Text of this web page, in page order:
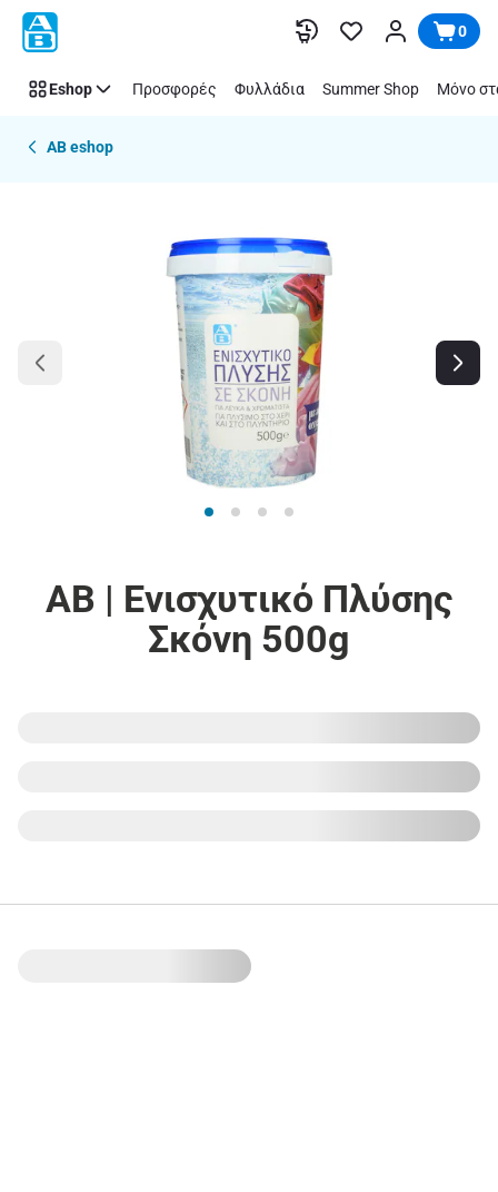
Παράλειψη 0
Eshop Προσφορές Φυλλάδια Summer Shop Μόνο
AB eshop
ΑΒ | Ενισχυτικό Πλύσης
Σκόνη 500g